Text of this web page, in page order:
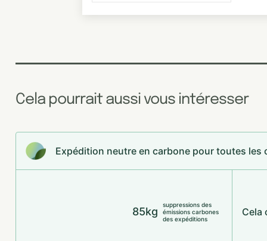
Cela pourrait aussi vous intéresser
Expédition neutre en carbone pour toutes les
85kg
suppressions des
émissions carbones
des expéditions
Cela